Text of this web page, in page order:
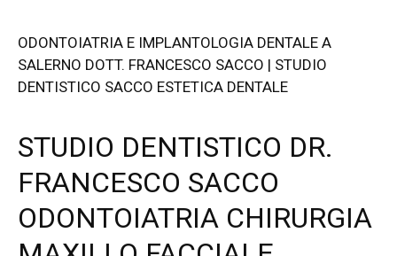
ODONTOIATRIA E IMPLANTOLOGIA DENTALE A
SALERNO DOTT. FRANCESCO SACCO | STUDIO
DENTISTICO SACCO ESTETICA DENTALE
STUDIO DENTISTICO DR.
FRANCESCO SACCO
ODONTOIATRIA CHIRURGIA